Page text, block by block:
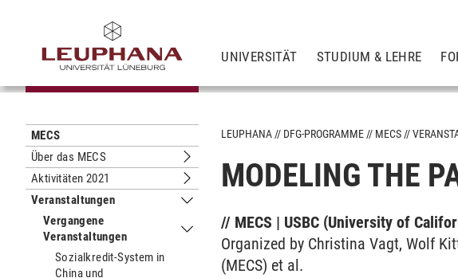
UNIVERSITÄT STUDIUM & LEHRE
MECS
Über das MECS
Untermenu Über das MECS
Aktivitäten 2021
Untermenu Aktivitäten 2021
Veranstaltungen
Untermenu Veranstaltungen
Vergangene
Veranstaltungen
Untermenu Vergangene Veranstaltungen
Sozialkredit-System in
China und
LEUPHANA DFG-PROGRAMME MECS
MODELING THE
// MECS | USBC (University of
Organized by Christina Vagt, Wolf
(MECS) et al.